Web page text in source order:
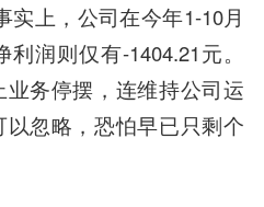
实上，公司在今年1-10月
润则仅有-1404.21元。
务停摆，连维持公司运
忽略，恐怕早已只剩个